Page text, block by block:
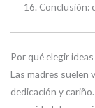
Conclusión:
Por qué elegir
Las madres suelen
dedicación y